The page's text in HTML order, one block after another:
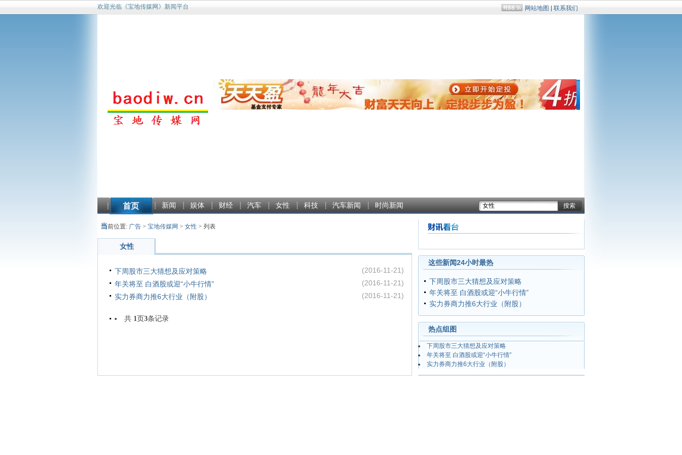
欢迎光临《宝地传媒网》新闻平台 网站地图 联系我们
首页 新闻 娱体 财经 汽车 女性 科技 汽车新闻 时尚新闻
当前位置: 广告 > 宝地传媒网 > 女性 > 列表
女性
(2016-11-21)
下周股市三大猜想及应对策略
(2016-11-21)
年关将至 白酒股或迎“小牛行情”
(2016-11-21)
实力券商力推6大行业（附股）
共 1页3条记录
这些新闻24小时最热
下周股市三大猜想及应对策略
年关将至 白酒股或迎“小牛行情”
实力券商力推6大行业（附股）
热点组图
下周股市三大猜想及应对策略
年关将至 白酒股或迎“小牛行情”
实力券商力推6大行业（附股）